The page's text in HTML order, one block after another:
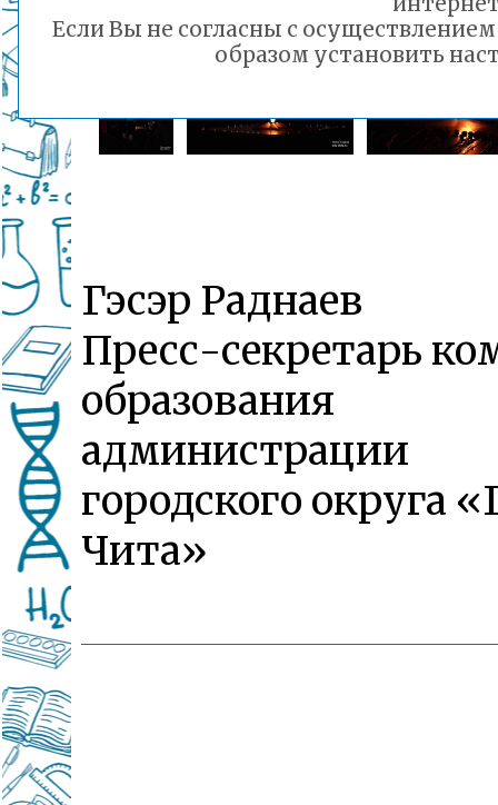
Гэсэр Раднаев
Пресс-секретарь
образования
администрации
городского округа
Чита»
Если Вы не согласны с
образом установить